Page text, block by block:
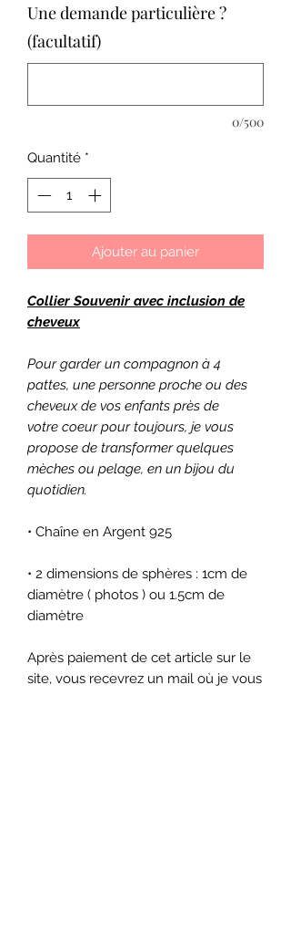
Une demande particulière ?
(facultatif)
0/500
Quantité *
Ajouter au panier
Collier Souvenir avec inclusion de
cheveux
Pour garder un compagnon à 4
pattes, une personne proche ou des
cheveux de vos enfants près de
votre coeur pour toujours, je vous
propose de transformer quelques
mèches ou pelage, en un bijou du
quotidien.
• Chaîne en Argent 925
• 2 dimensions de sphères : 1cm de
diamètre ( photos ) ou 1.5cm de
diamètre
Après paiement de cet article sur le
site, vous recevrez un mail où je vous